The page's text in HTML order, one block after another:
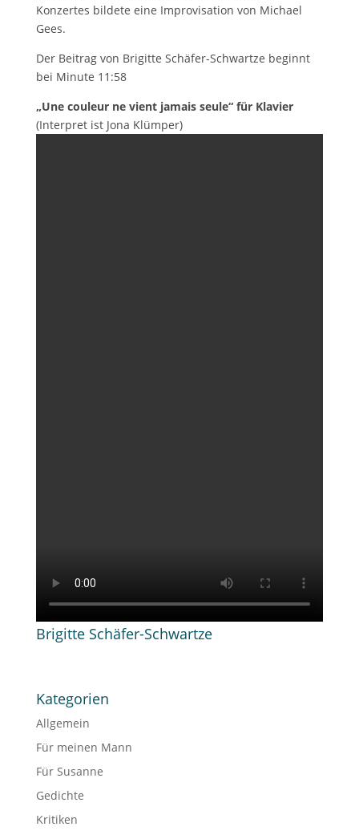
Konzertes bildete eine Improvisation von Michael
Gees.
Der Beitrag von Brigitte Schäfer-Schwartze beginnt
bei Minute 11:58
„Une couleur ne vient jamais seule“ für Klavier
(Interpret ist Jona Klümper)
Brigitte Schäfer-Schwartze
Kategorien
Allgemein
Für meinen Mann
Für Susanne
Gedichte
Kritiken